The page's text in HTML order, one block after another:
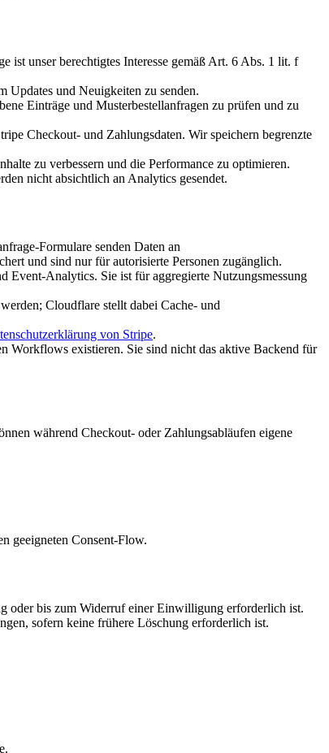
ist unser berechtigtes Interesse gemäß Art. 6 Abs. 1 lit. f
und Neuigkeiten zu senden.
Einträge und Musterbestellanfragen zu prüfen und zu
Checkout- und Zahlungsdaten. Wir speichern begrenzte
zu verbessern und die Performance zu optimieren.
nicht absichtlich an Analytics gesendet.
Formulare senden Daten an
und sind nur für autorisierte Personen zugänglich.
Event-Analytics. Sie ist für aggregierte Nutzungsmessung
Cloudflare stellt dabei Cache- und
von Stripe.
Workflows existieren. Sie sind nicht das aktive Backend für
während Checkout- oder Zahlungsabläufen eigene
geeigneten Consent-Flow.
oder bis zum Widerruf einer Einwilligung erforderlich ist.
sofern keine frühere Löschung erforderlich ist.